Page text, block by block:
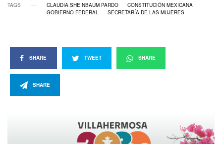
TAGS CLAUDIA SHEINBAUM PARDO
CONSTITUCIÓN MEXICANA
GOBIERNO FEDERAL
SECRETARÍA DE LAS MUJERES
SHARE TWEET SHARE
SHARE